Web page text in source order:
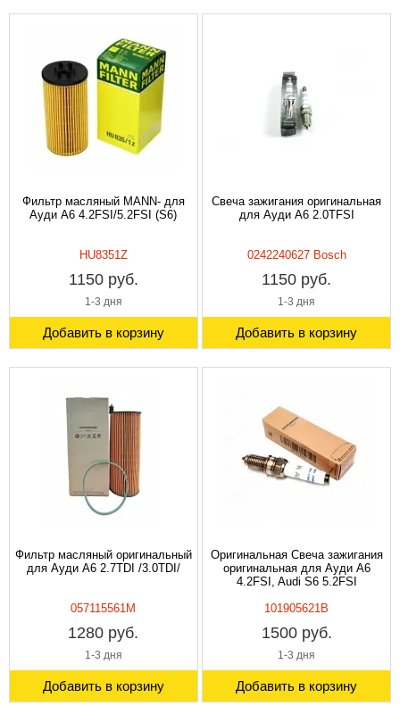
Фильтр масляный MANN- для
Ауди A6 4.2FSI/5.2FSI (S6)
HU8351Z
1150 руб.
1-3 дня
Добавить в корзину
Свеча зажигания оригинальная
для Ауди A6 2.0TFSI
0242240627 Bosch
1150 руб.
1-3 дня
Добавить в корзину
Фильтр масляный оригинальный
для Ауди A6 2.7TDI /3.0TDI/
057115561M
1280 руб.
1-3 дня
Добавить в корзину
Оригинальная Свеча зажигания
оригинальная для Ауди A6
4.2FSI, Audi S6 5.2FSI
101905621B
1500 руб.
1-3 дня
Добавить в корзину